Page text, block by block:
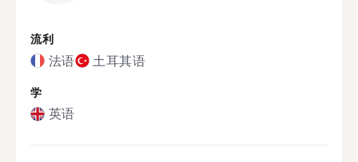
流利
法语 土耳其语
学
英语